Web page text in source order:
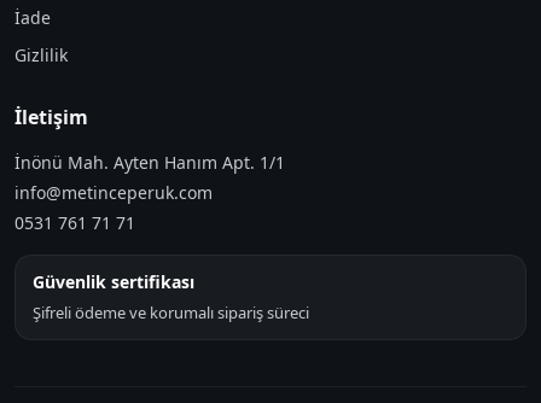
İade
Gizlilik
İletişim
İnönü Mah. Ayten Hanım Apt. 1/1
info@metinceperuk.com
0531 761 71 71
Güvenlik sertifikası
Şifreli ödeme ve korumalı sipariş süreci